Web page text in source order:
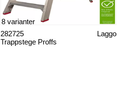
Trappstege Proffs
Laggo
282725
8 varianter